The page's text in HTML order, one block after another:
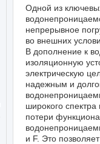
Одной из
непрерывное
во внешних
В дополнение к
изоляционную
электрическую
надежным и
широкого
потери
и F. Это